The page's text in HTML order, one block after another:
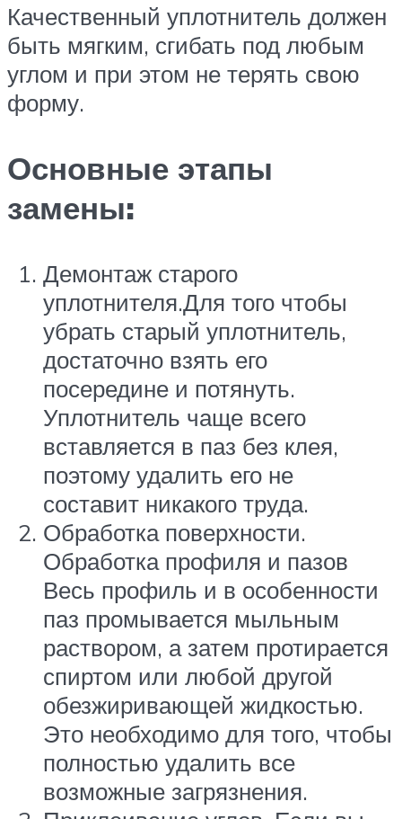
Качественный уплотнитель должен
быть мягким, сгибать под любым
углом и при этом не терять свою
форму.
Основные этапы
замены:
Демонтаж старого
уплотнителя.Для того чтобы
убрать старый уплотнитель,
достаточно взять его
посередине и потянуть.
Уплотнитель чаще всего
вставляется в паз без клея,
поэтому удалить его не
составит никакого труда.
Обработка поверхности.
Обработка профиля и пазов
Весь профиль и в особенности
паз промывается мыльным
раствором, а затем протирается
спиртом или любой другой
обезжиривающей жидкостью.
Это необходимо для того, чтобы
полностью удалить все
возможные загрязнения.